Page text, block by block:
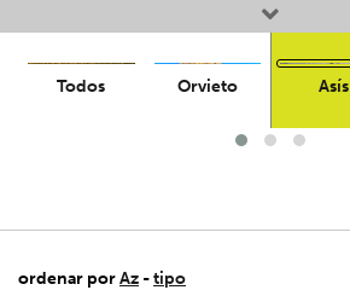
Favourites
Todos Orvieto Asís
ordenar porAz -tipo